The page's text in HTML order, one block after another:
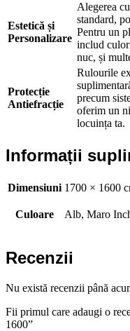
Estetică și
Personalizare
Alegerea
standard,
Pentru un
includ
nuc, și
Protecție
Antiefracție
Rulourile
precum
oferim un
locuința ta.
Informații
Dimensiuni 1700 × 1600
Culoare Alb, Maro
Recenzii
Nu există recenzii până
Fii primul care adaugi o
1600”